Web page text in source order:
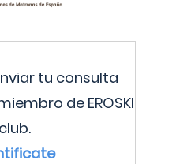
tu consulta
de EROSKI
club.